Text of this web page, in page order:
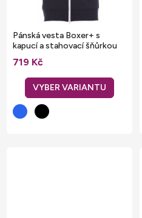
Pánská vesta Boxer+ s
kapucí a stahovací šňůrkou
719 Kč